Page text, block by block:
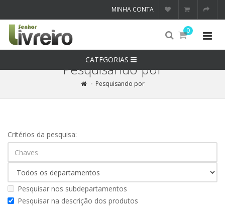
MINHA CONTA
0
CATEGORIAS
Pesquisando por
Pesquisando por
Critérios da pesquisa:
Pesquisar nos subdepartamentos
Pesquisar na descrição dos produtos